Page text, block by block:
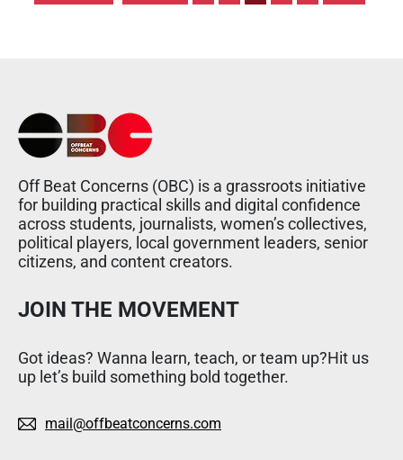
Off Beat Concerns (OBC) is a grassroots initiative
for building practical skills and digital confidence
across students, journalists, women’s collectives,
political players, local government leaders, senior
citizens, and content creators.
JOIN THE MOVEMENT
Got ideas? Wanna learn, teach, or team up?Hit us
up let’s build something bold together.
mail@offbeatconcerns.com